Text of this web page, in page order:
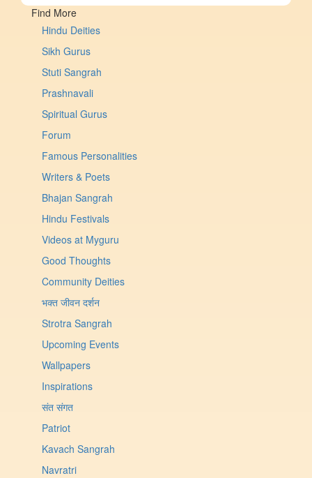
Find More
Hindu Deities
Sikh Gurus
Stuti Sangrah
Prashnavali
Spiritual Gurus
Forum
Famous Personalities
Writers & Poets
Bhajan Sangrah
Hindu Festivals
Videos at Myguru
Good Thoughts
Community Deities
भक्त जीवन दर्शन
Strotra Sangrah
Upcoming Events
Wallpapers
Inspirations
संत संगत
Patriot
Kavach Sangrah
Navratri